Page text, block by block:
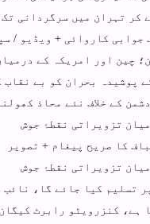
کر تہران میں سرگردانی تک
جوابی کاروائی + ویڈیو /
چین اور امریکہ کے
پوشیدہ بحران کو بے نقاب
کے خلاف نئے محاذ
تزویراتی نقطۂ جوش
کا صریح پیغام + تصویر
تزویراتی نقطۂ جوش
تسلیم کیا جائے گا، نائب
ہے، کنزرویٹو رابرٹ